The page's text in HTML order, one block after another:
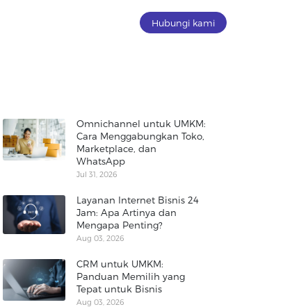
Hubungi kami
Omnichannel untuk UMKM:
Cara Menggabungkan Toko,
Marketplace, dan
WhatsApp
Jul 31, 2026
Layanan Internet Bisnis 24
Jam: Apa Artinya dan
Mengapa Penting?
Aug 03, 2026
CRM untuk UMKM:
Panduan Memilih yang
Tepat untuk Bisnis
Aug 03, 2026